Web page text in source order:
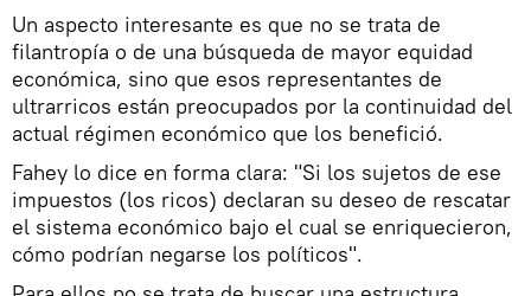
Un aspecto interesante es que no se trata de
filantropía o de una búsqueda de mayor equidad
económica, sino que esos representantes de
ultrarricos están preocupados por la continuidad del
actual régimen económico que los benefició.
Fahey lo dice en forma clara: "Si los sujetos de ese
impuestos (los ricos) declaran su deseo de rescatar
el sistema económico bajo el cual se enriquecieron,
cómo podrían negarse los políticos".